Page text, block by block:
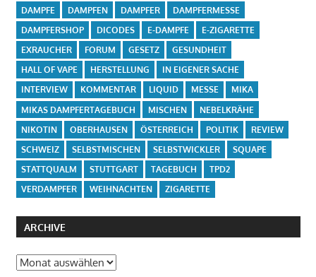
DAMPFE
DAMPFEN DAMPFER
DAMPFERMESSE
DAMPFERSHOP
DICODES E-DAMPFE
E-ZIGARETTE
EXRAUCHER
FORUM GESETZ
GESUNDHEIT
HALL OF VAPE
HERSTELLUNG
IN EIGENER SACHE
INTERVIEW
KOMMENTAR LIQUID MESSE
MIKA
MIKAS DAMPFERTAGEBUCH
MISCHEN
NEBELKRÄHE
NIKOTIN
OBERHAUSEN ÖSTERREICH POLITIK
REVIEW
SCHWEIZ
SELBSTMISCHEN SELBSTWICKLER
SQUAPE
STATTQUALM
STUTTGART TAGEBUCH
TPD2
VERDAMPFER
WEIHNACHTEN ZIGARETTE
ARCHIVE
Archive